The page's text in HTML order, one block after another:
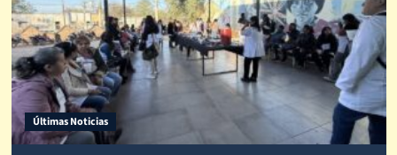
Últimas Noticias